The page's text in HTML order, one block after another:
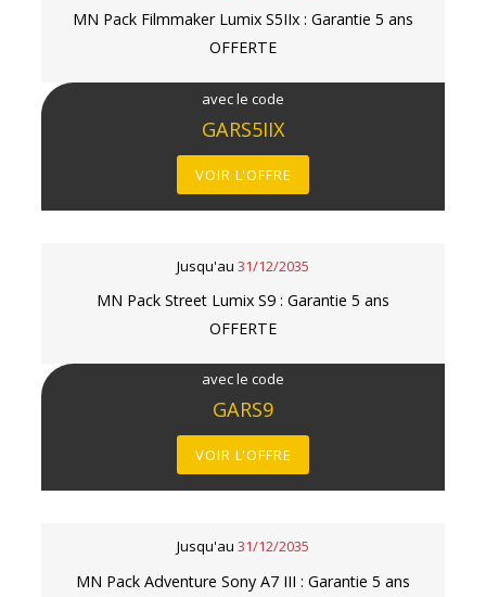
MN Pack Filmmaker Lumix S5IIx : Garantie 5 ans
OFFERTE
avec le code
GARS5IIX
VOIR L'OFFRE
Jusqu'au 31/12/2035
MN Pack Street Lumix S9 : Garantie 5 ans
OFFERTE
avec le code
GARS9
VOIR L'OFFRE
Jusqu'au 31/12/2035
MN Pack Adventure Sony A7 III : Garantie 5 ans